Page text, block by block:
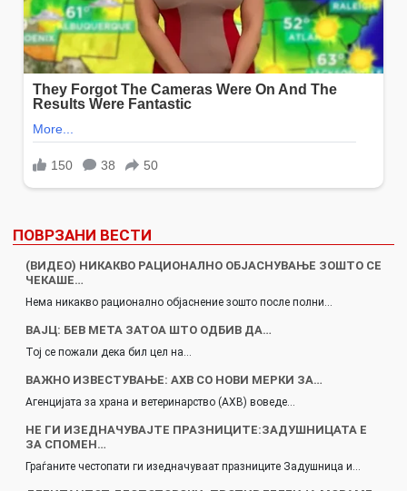
ПОВРЗАНИ ВЕСТИ
(ВИДЕО) НИКАКВО РАЦИОНАЛНО ОБЈАСНУВАЊЕ ЗОШТО СЕ
ЧЕКАШЕ…
Нема никакво рационално објаснение зошто после полни…
ВАЈЦ: БЕВ МЕТА ЗАТОА ШТО ОДБИВ ДА…
Тој се пожали дека бил цел на…
ВАЖНО ИЗВЕСТУВАЊЕ: АХВ СО НОВИ МЕРКИ ЗА…
Агенцијата за храна и ветеринарство (АХВ) воведе…
НЕ ГИ ИЗЕДНАЧУВАЈТЕ ПРАЗНИЦИТЕ:ЗАДУШНИЦАТА Е
ЗА СПОМЕН…
Граѓаните честопати ги изедначуваат празниците Задушница и…